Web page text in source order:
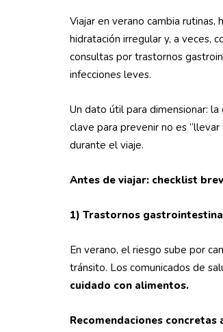
Viajar en verano cambia rutinas,
hidratación irregular y, a veces,
consultas por trastornos
infecciones leves.
Un dato útil para dimensionar:
clave para prevenir no es
durante el viaje.
Antes de viajar: checklist
1) Trastornos
En verano, el riesgo sube por
tránsito. Los comunicados de
cuidado con alimentos.
Recomendaciones concretas